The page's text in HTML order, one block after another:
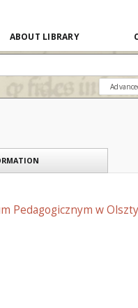
ABOUT LIBRARY
Pedagogicznym w